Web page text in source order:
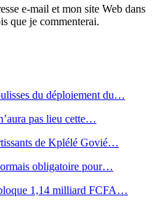
e-mail et mon site Web dans
que je commenterai.
du déploiement du…
pas lieu cette…
de Kplélé Govié…
obligatoire pour…
1,14 milliard FCFA…